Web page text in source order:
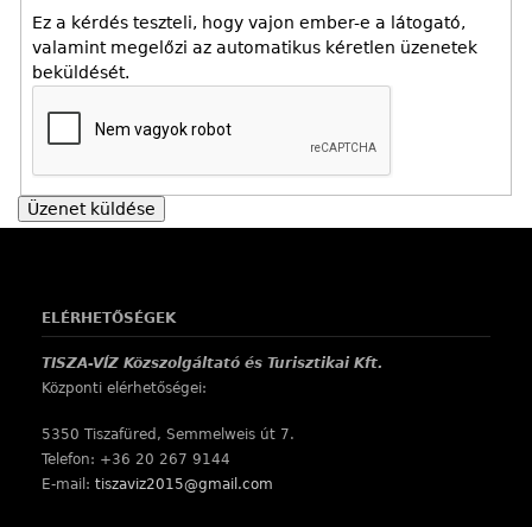
Ez a kérdés teszteli, hogy vajon ember-e a látogató,
valamint megelőzi az automatikus kéretlen üzenetek
beküldését.
ELÉRHETŐSÉGEK
TISZA-VÍZ Közszolgáltató és Turisztikai Kft.
Központi elérhetőségei:
5350 Tiszafüred, Semmelweis út 7.
Telefon: +36 20 267 9144
E-mail: tiszaviz2015@gmail.com